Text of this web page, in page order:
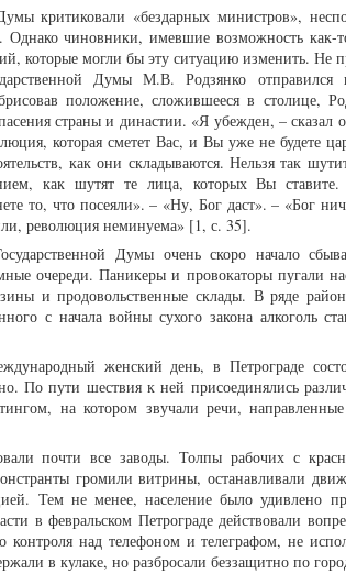
критиковали «бездарных министров»,
Однако чиновники, имевшие возможность как-
которые могли бы эту ситуацию изменить. Не
Думы М.В. Родзянко
положение, сложившееся в столице,
страны и династии. «Я убежден, – сказал
которая сметет Вас, и Вы уже не будете
как они складываются. Нельзя так
как шутят те лица, которых Вы ставите.
то, что посеяли». – «Ну, Бог даст». – «Бог
революция неминуема» [1, с. 35].
Думы очень скоро начало
очереди. Паникеры и провокаторы пугали
и продовольственные склады. В ряде
с начала войны сухого закона алкоголь
женский день, в Петрограде
По пути шествия к ней присоединялись
на котором звучали речи,
почти все заводы. Толпы рабочих с
громили витрины, останавливали
Тем не менее, население было удивлено
в февральском Петрограде действовали
контроля над телефоном и телеграфом, не
в кулаке, но разбросали беззащитно по